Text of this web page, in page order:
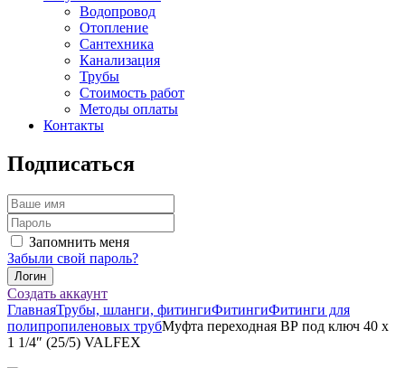
Водопровод
Отопление
Сантехника
Канализация
Трубы
Стоимость работ
Методы оплаты
Контакты
Подписаться
Запомнить меня
Забыли свой пароль?
Создать аккаунт
ГлавнаяТрубы, шланги, фитингиФитингиФитинги для
полипропиленовых трубМуфта переходная ВР под ключ 40 х
1 1/4″ (25/5) VALFEX